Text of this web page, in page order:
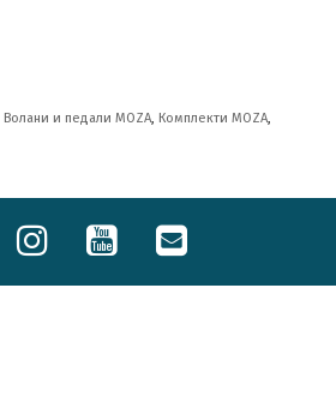
Волани и педали MOZA, Комплекти MOZA,